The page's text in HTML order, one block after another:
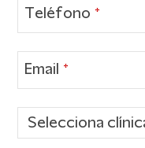
Teléfono *
Email *